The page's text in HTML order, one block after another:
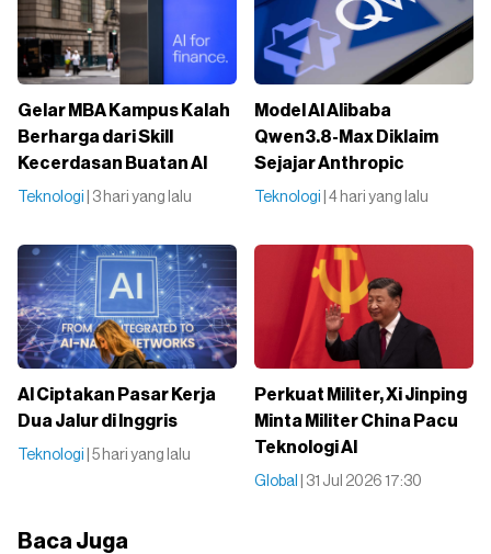
Gelar MBA Kampus Kalah
Berharga dari Skill
Kecerdasan Buatan AI
Teknologi | 3 hari yang lalu
Model AI Alibaba
Qwen3.8-Max Diklaim
Sejajar Anthropic
Teknologi | 4 hari yang lalu
AI Ciptakan Pasar Kerja
Dua Jalur di Inggris
Teknologi | 5 hari yang lalu
Perkuat Militer, Xi Jinping
Minta Militer China Pacu
Teknologi AI
Global | 31 Jul 2026 17:30
Baca Juga